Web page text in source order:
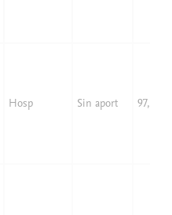
Hosp Sin aport 97,94